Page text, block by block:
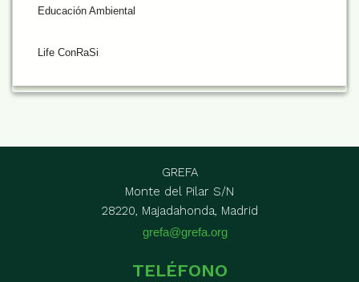
Educación Ambiental
Life ConRaSi
GREFA
Monte del Pilar S/N
28220, Majadahonda, Madrid
grefa@grefa.org
TELÉFONO